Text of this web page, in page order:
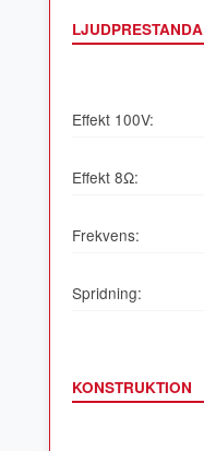
LJUDPRESTANDA
Effekt 100V:
Effekt 8Ω:
Frekvens:
Spridning:
KONSTRUKTION